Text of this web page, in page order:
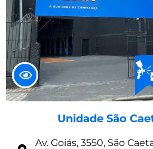
Unidade São
Av. Goiás, 3550, São